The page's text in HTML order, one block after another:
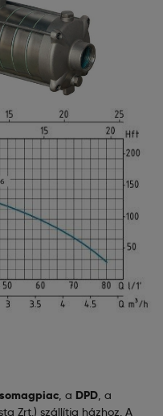
, a DPD, a
Zrt.) szállítja házhoz. A